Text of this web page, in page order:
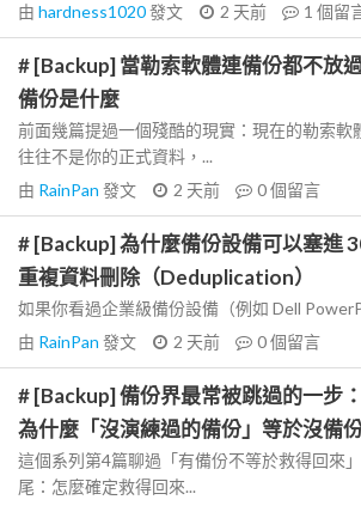
由 hardness1020發文 2 天前 1 個留
# [Backup] 當勒索軟體連備份都不放
備份是什麼
前面幾篇提過一個殘酷的現實：現在的勒索軟
往往不是你的正式資料，...
由 RainPan 發文 2 天前 0個留言
# [Backup] 為什麼備份設備可以塞進
重複資料刪除（Deduplication）
如果你看過企業級備份設備（例如 Dell
由 RainPan 發文 2 天前 0個留言
# [Backup] 備份界最常被跳過的一步
為什麼「沒演練過的備份」等於沒備
這個系列第4篇聊過「有備份不等於救得回來
尾：怎麼確定救得回來...